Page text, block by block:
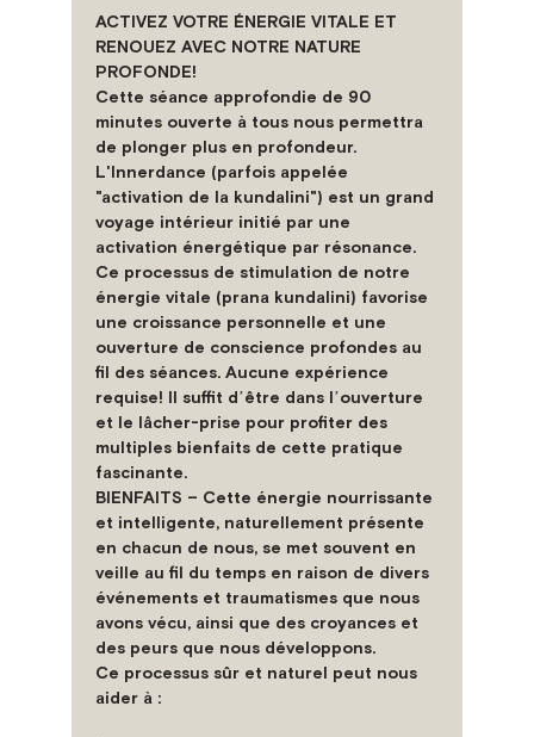
ACTIVEZ VOTRE ÉNERGIE VITALE ET
RENOUEZ AVEC NOTRE NATURE
PROFONDE!
Cette séance approfondie de 90
minutes ouverte à tous nous permettra
de plonger plus en profondeur.
L'Innerdance (parfois appelée
"activation de la kundalini") est un grand
voyage intérieur initié par une
activation énergétique par résonance.
Ce processus de stimulation de notre
énergie vitale (prana kundalini) favorise
une croissance personnelle et une
ouverture de conscience profondes au
fil des séances. Aucune expérience
requise! Il suffit dʼêtre dans lʼouverture
et le lâcher-prise pour profiter des
multiples bienfaits de cette pratique
fascinante.
BIENFAITS – Cette énergie nourrissante
et intelligente, naturellement présente
en chacun de nous, se met souvent en
veille au fil du temps en raison de divers
événements et traumatismes que nous
avons vécu, ainsi que des croyances et
des peurs que nous développons.
Ce processus sûr et naturel peut nous
aider à :